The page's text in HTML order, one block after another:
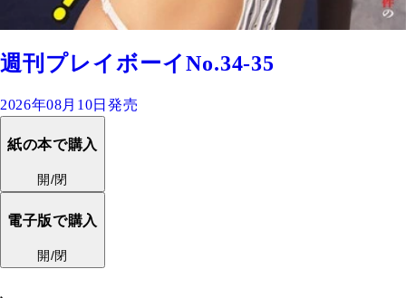
週刊プレイボーイNo.34-35
2026年08月10日発売
紙の本で購入
開/閉
電子版で購入
開/閉